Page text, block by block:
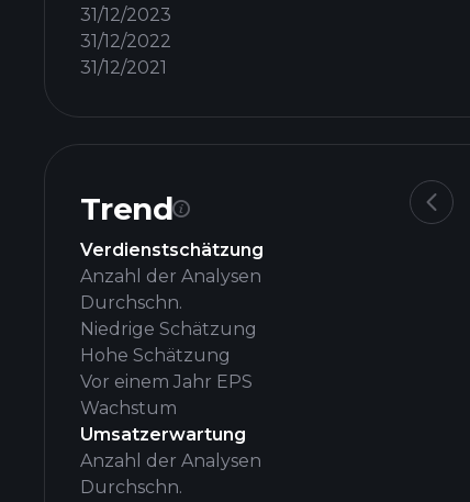
31/12/2023
31/12/2022
31/12/2021
Trend
Verdienstschätzung
Anzahl der Analysen
Durchschn.
Niedrige Schätzung
Hohe Schätzung
Vor einem Jahr EPS
Wachstum
Umsatzerwartung
Anzahl der Analysen
Durchschn.